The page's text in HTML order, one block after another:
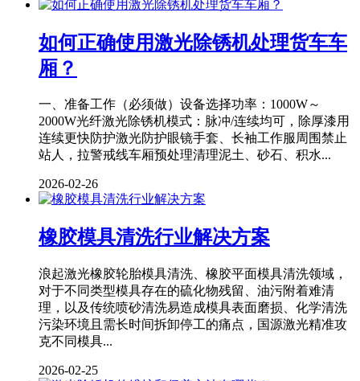
如何正确使用激光除锈机处理货车车
厢？
一、准备工作（必须做）设备选择功率：1000W～
2000W光纤激光除锈机模式：脉冲/连续均可，除厚漆用
连续更快防护激光防护眼镜手套、长袖工作服周围禁止
站人，拉警戒线车厢预处理清理泥土、砂石、积水...
2026-02-26
橡胶模具清洗行业解决方案
浪起激光橡胶轮胎模具清洗、橡胶平面模具清洗领域，
对于不同类型模具存在的硫化物残留、油污附着难清
理，以及传统喷砂清洗易造成模具表面磨损、化学清洗
污染环境且需长时间拆卸停工的痛点，国源激光精准攻
克不同模具...
2026-02-25